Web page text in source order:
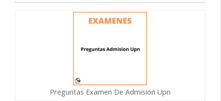
Preguntas Examen De Admision Upn